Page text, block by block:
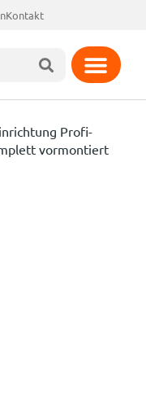
Kontakt
Profi-
vormontiert